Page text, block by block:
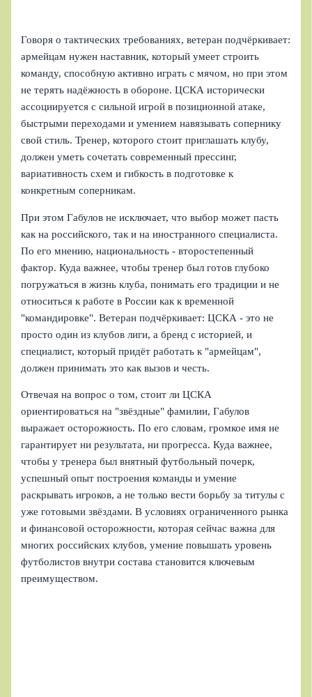
Говоря о тактических требованиях, ветеран подчёркивает:
армейцам нужен наставник, который умеет строить
команду, способную активно играть с мячом, но при этом
не терять надёжность в обороне. ЦСКА исторически
ассоциируется с сильной игрой в позиционной атаке,
быстрыми переходами и умением навязывать сопернику
свой стиль. Тренер, которого стоит приглашать клубу,
должен уметь сочетать современный прессинг,
вариативность схем и гибкость в подготовке к
конкретным соперникам.
При этом Габулов не исключает, что выбор может пасть
как на российского, так и на иностранного специалиста.
По его мнению, национальность - второстепенный
фактор. Куда важнее, чтобы тренер был готов глубоко
погружаться в жизнь клуба, понимать его традиции и не
относиться к работе в России как к временной
"командировке". Ветеран подчёркивает: ЦСКА - это не
просто один из клубов лиги, а бренд с историей, и
специалист, который придёт работать к "армейцам",
должен принимать это как вызов и честь.
Отвечая на вопрос о том, стоит ли ЦСКА
ориентироваться на "звёздные" фамилии, Габулов
выражает осторожность. По его словам, громкое имя не
гарантирует ни результата, ни прогресса. Куда важнее,
чтобы у тренера был внятный футбольный почерк,
успешный опыт построения команды и умение
раскрывать игроков, а не только вести борьбу за титулы с
уже готовыми звёздами. В условиях ограниченного рынка
и финансовой осторожности, которая сейчас важна для
многих российских клубов, умение повышать уровень
футболистов внутри состава становится ключевым
преимуществом.